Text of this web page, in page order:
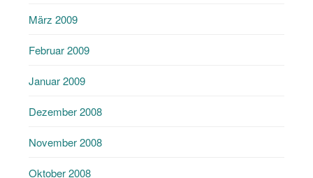
März 2009
Februar 2009
Januar 2009
Dezember 2008
November 2008
Oktober 2008